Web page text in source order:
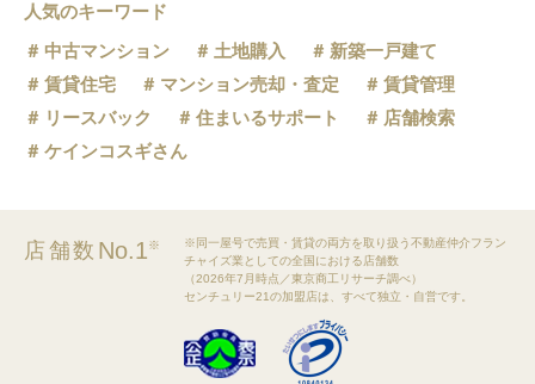
人気のキーワード
中古マンション
土地購入
新築一戸建て
賃貸住宅
マンション売却・査定
賃貸管理
リースバック
住まいるサポート
店舗検索
ケインコスギさん
店舗数 No.1※
※同一屋号で売買・賃貸の両方を取り扱う不動産仲介フラン
チャイズ業としての全国における店舗数
（2026年7月時点／東京商工リサーチ調べ）
センチュリー21の加盟店は、すべて独立・自営です。